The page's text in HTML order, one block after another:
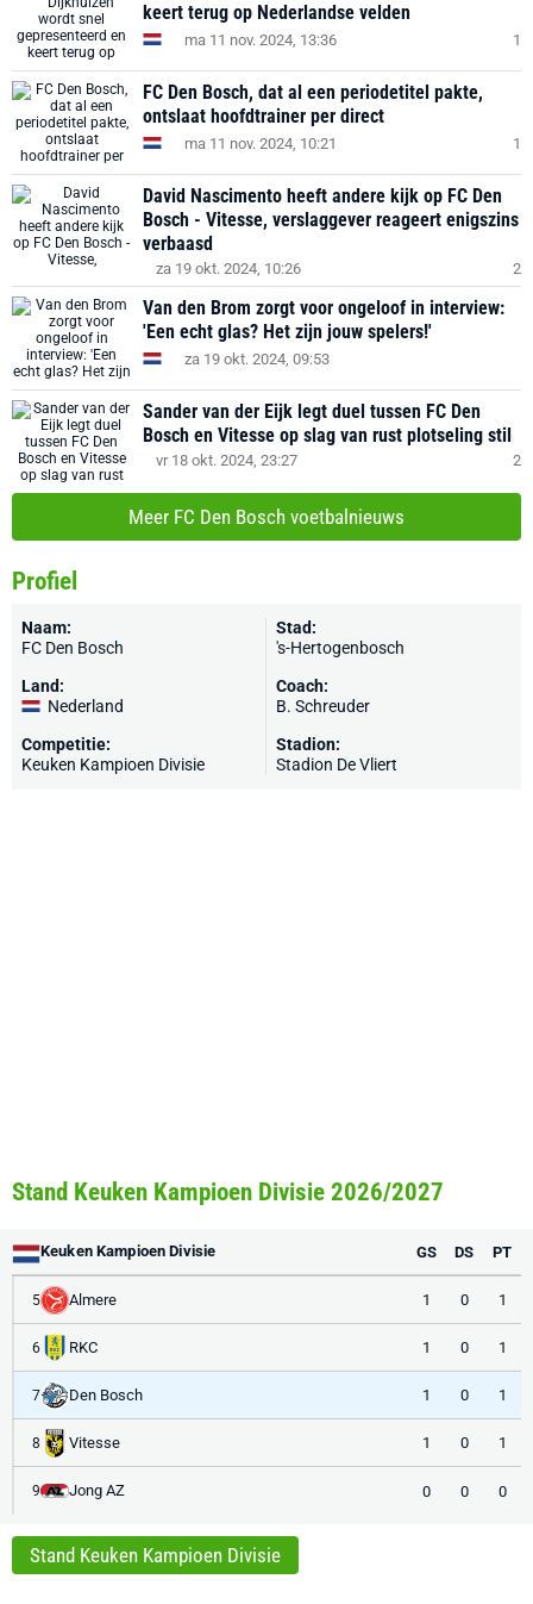
keert terug op Nederlandse velden
ma 11 nov. 2024, 13:36 1
FC Den Bosch, dat al een periodetitel pakte,
ontslaat hoofdtrainer per direct
ma 11 nov. 2024, 10:21 1
David Nascimento heeft andere kijk op FC Den
Bosch - Vitesse, verslaggever reageert enigszins
verbaasd
za 19 okt. 2024, 10:26 2
Van den Brom zorgt voor ongeloof in interview:
'Een echt glas? Het zijn jouw spelers!'
za 19 okt. 2024, 09:53
Sander van der Eijk legt duel tussen FC Den
Bosch en Vitesse op slag van rust plotseling stil
vr 18 okt. 2024, 23:27 2
Meer FC Den Bosch voetbalnieuws
Profiel
Naam:
FC Den Bosch
Land:
Nederland
Competitie:
Keuken Kampioen Divisie
Stad:
's-Hertogenbosch
Coach:
B. Schreuder
Stadion:
Stadion De Vliert
Stand Keuken Kampioen Divisie 2026/2027
Keuken Kampioen Divisie GS DS PT
5 Almere 1 0 1
6 RKC 1 0 1
7 Den Bosch 1 0 1
8 Vitesse 1 0 1
9 Jong AZ 0 0 0
Stand Keuken Kampioen Divisie